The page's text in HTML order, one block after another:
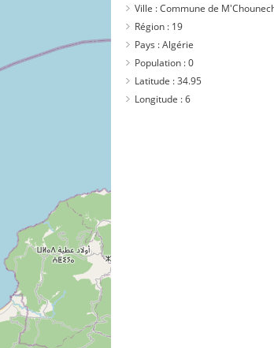
Ville :Commune de
Région : 19
Pays :Algérie
Population :0
Latitude :34.95
Longitude :6